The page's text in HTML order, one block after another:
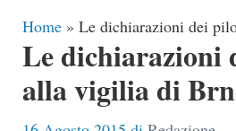
Home » Le dichiarazioni dei
Le dichiarazioni
alla vigilia di